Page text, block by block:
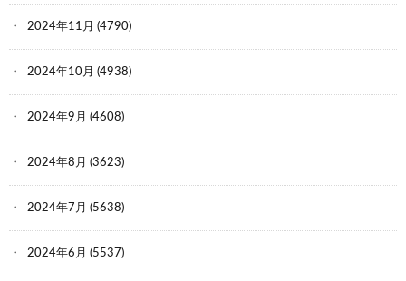
2024年11月 (4790)
2024年10月 (4938)
2024年9月 (4608)
2024年8月 (3623)
2024年7月 (5638)
2024年6月 (5537)